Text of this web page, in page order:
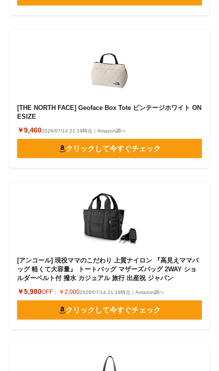
[THE NORTH FACE] Geoface Box Tote ビンテージホワイト ON
ESIZE
￥9,4602026/07/14 21:19時点｜Amazon調べ
クリックして今すぐチェック
[アンコール] 現役ママのこだわり 上質ナイロン 『高見えママバ
ッグ 軽くて大容量』 トートバッグ マザーズバッグ 2WAY ショ
ルダーベルト付 撥水 カジュアル 旅行 出産祝 ジャパン
￥5,980OFF： ￥2,0002026/07/14 21:19時点｜Amazon調べ
クリックして今すぐチェック